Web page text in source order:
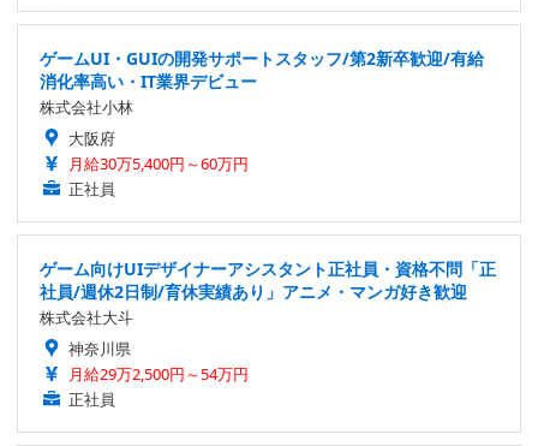
ゲームUI・GUIの開発サポートスタッフ/第2新卒歓迎/有給
消化率高い・IT業界デビュー
株式会社小林
大阪府
月給30万5,400円～60万円
正社員
ゲーム向けUIデザイナーアシスタント正社員・資格不問「正
社員/週休2日制/育休実績あり」アニメ・マンガ好き歓迎
株式会社大斗
神奈川県
月給29万2,500円～54万円
正社員